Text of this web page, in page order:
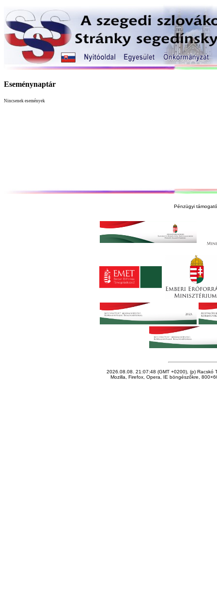
Eseménynaptár
Nincsenek események
Pénzügyi
2026.08.08. 21:07:48 (GMT +0200), (p) Racskó
Mozilla, Firefox, Opera, IE böngészőkre,